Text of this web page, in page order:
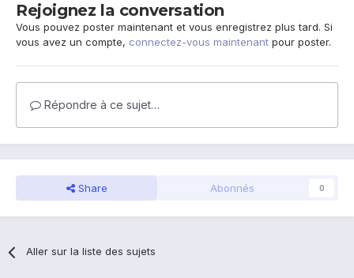
Rejoignez la conversation
Vous pouvez poster maintenant et vous enregistrez plus tard. Si
vous avez un compte, connectez-vous maintenant pour poster.
Répondre à ce sujet…
Share Abonnés 0
Aller sur la liste des sujets